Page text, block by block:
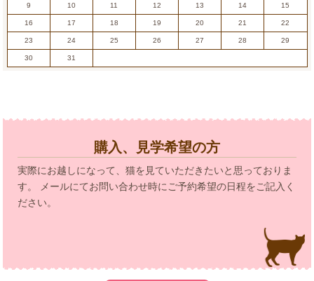
9 10 11 12 13 14 15
16 17 18 19 20 21 22
23 24 25 26 27 28 29
30 31
購入、見学希望の方
実際にお越しになって、猫を見ていただきたいと思っておりま
す。 メールにてお問い合わせ時にご予約希望の日程をご記入く
ださい。